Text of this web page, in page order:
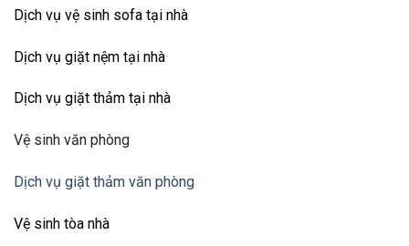
Dịch vụ vệ sinh sofa tại nhà
Dịch vụ giặt nệm tại nhà
Dịch vụ giặt thảm tại nhà
Vệ sinh văn phòng
Dịch vụ giặt thảm văn phòng
Vệ sinh tòa nhà